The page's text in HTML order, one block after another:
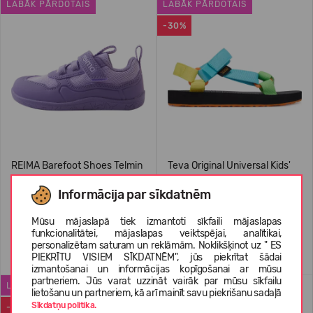
Informācija par sīkdatnēm
Mūsu mājaslapā tiek izmantoti sīkfaili mājaslapas
funkcionalitātei, mājaslapas veiktspējai, analītikai,
personalizētam saturam un reklāmām. Noklikšķinot uz " ES
PIEKRĪTU VISIEM SĪKDATNĒM", jūs piekrītat šādai
izmantošanai un informācijas kopīgošanai ar mūsu
partneriem. Jūs varat uzzināt vairāk par mūsu sīkfailu
lietošanu un partneriem, kā arī mainīt savu piekrišanu sadaļā
Sīkdatņu politika.
LABĀK PĀRDOTAIS
REIMA Barefoot Shoes Telmin
Kids' 5400175A
74,95 €
+2
-30%
LABĀK PĀRDOTAIS
Teva Original Universal Kids'
34,99 €
+1
-50%
LABĀK PĀRDOTAIS WATERPROOF